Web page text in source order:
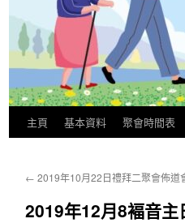
主頁 基本資料 聚會時間表
← 2019年10月22日禮拜二聚會佈道
2019年12月8褔音主